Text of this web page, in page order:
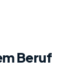
Beruf